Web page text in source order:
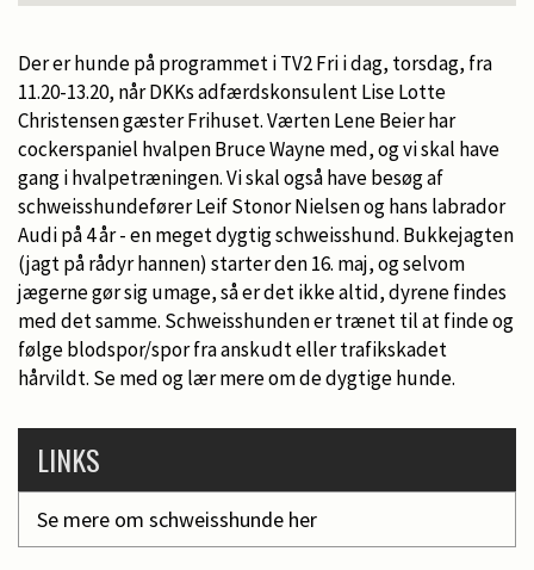
Der er hunde på programmet i TV2 Fri i dag, torsdag, fra
11.20-13.20, når DKKs adfærdskonsulent Lise Lotte
Christensen gæster Frihuset. Værten Lene Beier har
cockerspaniel hvalpen Bruce Wayne med, og vi skal have
gang i hvalpetræningen. Vi skal også have besøg af
schweisshundefører Leif Stonor Nielsen og hans labrador
Audi på 4 år - en meget dygtig schweisshund. Bukkejagten
(jagt på rådyr hannen) starter den 16. maj, og selvom
jægerne gør sig umage, så er det ikke altid, dyrene findes
med det samme. Schweisshunden er trænet til at finde og
følge blodspor/spor fra anskudt eller trafikskadet
hårvildt. Se med og lær mere om de dygtige hunde.
LINKS
Se mere om schweisshunde her